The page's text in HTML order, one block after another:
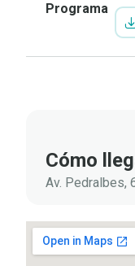
Programa
Cómo
Av. Pedralbes,